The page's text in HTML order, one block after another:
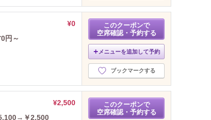
2023年10月分（4）
2023年9月分（8）
2023年8月分（5）
2023年7月分（4）
2023年6月分 （4）
2023年5月分（4）
2023年4月分（5）
2023年3月分（2）
2023年2月分（2）
2023年1月分（2）
¥0
円～
このクーポンで
空席確認・予約する
メニューを追加して予約
ブックマークする
¥2,500
￥2,500
このクーポンで
空席確認・予約する